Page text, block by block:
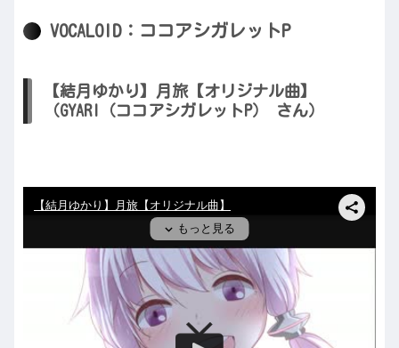
VOCALOID：ココアシガレットP
【結月ゆかり】月旅【オリジナル曲】
（GYARI（ココアシガレットP） さん）